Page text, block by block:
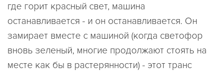
где горит красный свет, машина
останавливается - и он останавливается. Он
замирает вместе с машиной (когда светофор
вновь зеленый, многие продолжают стоять на
месте как бы в растерянности) - этот транс